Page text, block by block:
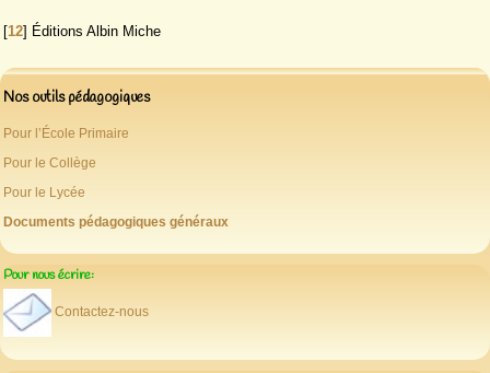
[12] Éditions Albin Miche
Nos outils pédagogiques
Pour l’École Primaire
Pour le Collège
Pour le Lycée
Documents pédagogiques généraux
Pour nous écrire:
Contactez-nous